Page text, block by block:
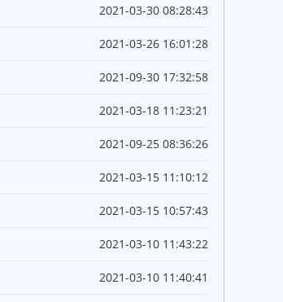
2021-03-30 08:28:43
2021-03-26 16:01:28
2021-09-30 17:32:58
2021-03-18 11:23:21
2021-09-25 08:36:26
2021-03-15 11:10:12
2021-03-15 10:57:43
2021-03-10 11:43:22
2021-03-10 11:40:41